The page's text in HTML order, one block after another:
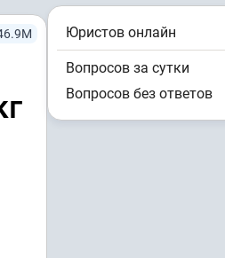
Юристов онлайн
Вопросов за сутки
Вопросов без ответов